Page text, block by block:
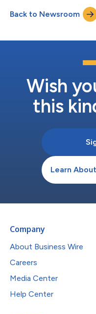
行。面對如此的邪惡，我們
能與任何文明團體對自由的
行。」 「Starr與以色列國
尊嚴的方式尋求自由和機遇
營運保險和旅行援助公司和
公司旗下投資業務的行銷品
Back to Newsroom
Wish
this
Learn
Company
About Business Wire
Careers
Media Center
Help Center